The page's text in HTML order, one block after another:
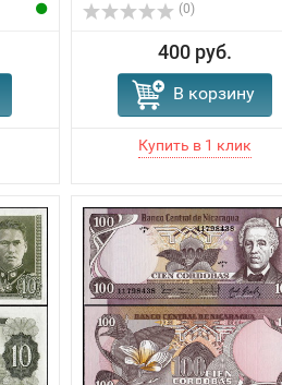
(0)
400 руб.
В корзину